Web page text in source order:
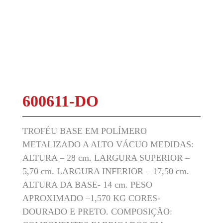
600611-DO
TROFÉU BASE EM POLÍMERO
METALIZADO A ALTO VÁCUO MEDIDAS:
ALTURA – 28 cm. LARGURA SUPERIOR –
5,70 cm. LARGURA INFERIOR – 17,50 cm.
ALTURA DA BASE- 14 cm. PESO
APROXIMADO –1,570 KG CORES-
DOURADO E PRETO. COMPOSIÇÃO: